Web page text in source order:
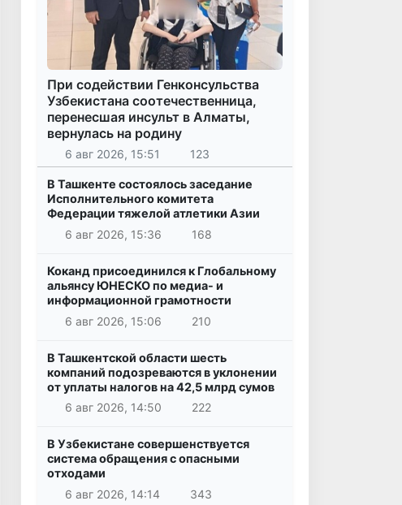
При содействии Генконсульства
Узбекистана соотечественница,
перенесшая инсульт в Алматы,
вернулась на родину
6 авг 2026, 15:51 123
В Ташкенте состоялось заседание
Исполнительного комитета
Федерации тяжелой атлетики Азии
6 авг 2026, 15:36
168
Коканд присоединился к Глобальному
альянсу ЮНЕСКО по медиа- и
информационной грамотности
6 авг 2026, 15:06
210
В Ташкентской области шесть
компаний подозреваются в уклонении
от уплаты налогов на 42,5 млрд сумов
6 авг 2026, 14:50
222
В Узбекистане совершенствуется
система обращения с опасными
отходами
6 авг 2026, 14:14
343